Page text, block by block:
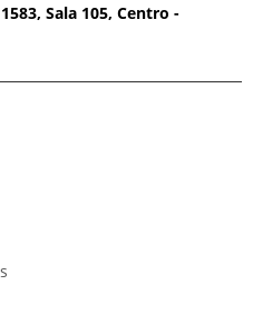
Sala 105, Centro -